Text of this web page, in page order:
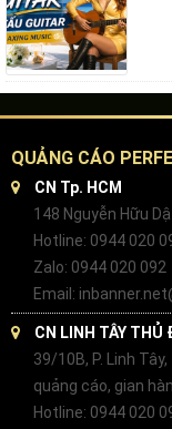
QUẢNG CÁO
CN Tp. HCM
148 Nguyễn Hữu
Hotline: 0944 020
Zalo: 0944 020 092
Email:
CN LINH TÂY THỦ
39/10B, P. Linh
quảng cáo, gian
Hotline: 0944 020